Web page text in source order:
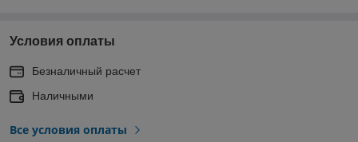
Условия оплаты
Безналичный расчет
Наличными
Все условия оплаты